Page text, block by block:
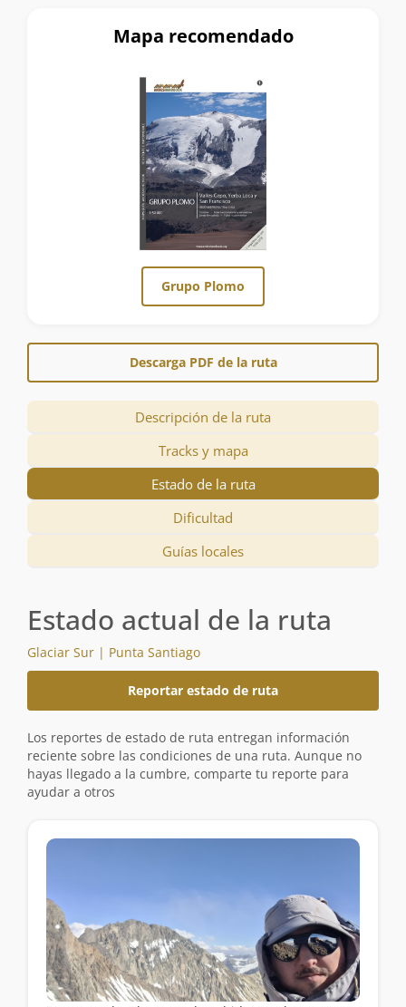
Mapa recomendado
Grupo Plomo
Descarga PDF de la ruta
Descripción de la ruta
Tracks y mapa
Estado de la ruta
Dificultad
Guías locales
Estado actual de la ruta
Glaciar Sur | Punta Santiago
Reportar estado de ruta
Los reportes de estado de ruta entregan información
reciente sobre las condiciones de una ruta. Aunque no
hayas llegado a la cumbre, comparte tu reporte para
ayudar a otros